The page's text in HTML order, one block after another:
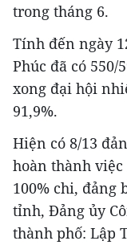
trong tháng 6.
Tính đến ngày
Phúc đã có 550/
xong đại hội
91,9%.
Hiện có 8/13
hoàn thành
100% chi, đảng
tỉnh, Đảng ủy
thành phố: Lập